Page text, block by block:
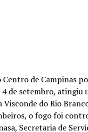
de Campinas
de setembro, atingiu
Visconde do Rio
o fogo foi
Secretaria de